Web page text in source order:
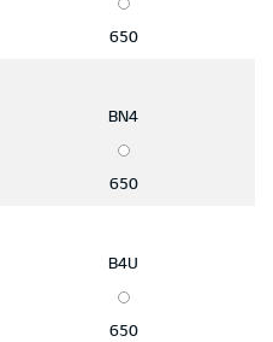
650
BN4
650
B4U
650